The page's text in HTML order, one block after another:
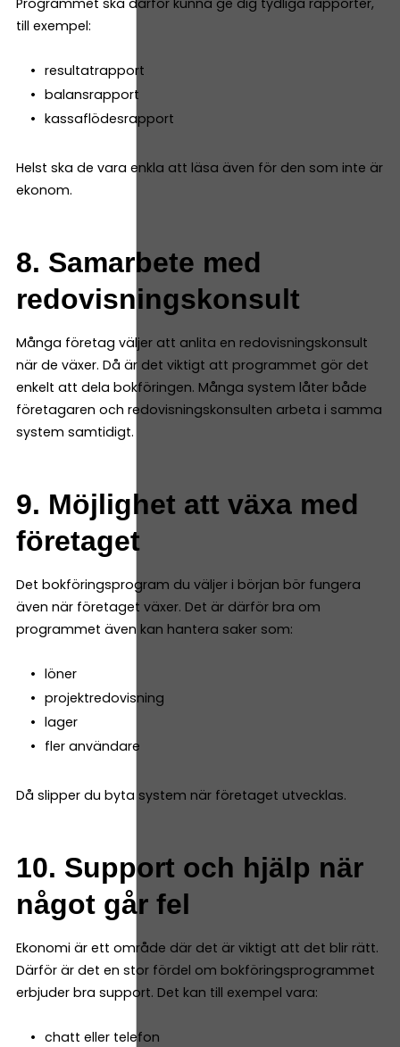
till exempel:
resultatrapport
balansrapport
kassaflödesrapport
Helst ska de vara enkla att läsa även för den som inte är
ekonom.
8. Samarbete med
redovisningskonsult
Många företag väljer att anlita en redovisningskonsult
när de växer. Då är det viktigt att programmet gör det
enkelt att dela bokföringen. Många system låter både
företagaren och redovisningskonsulten arbeta i samma
system samtidigt.
9. Möjlighet att växa med
företaget
Det bokföringsprogram du väljer i början bör fungera
även när företaget växer. Det är därför bra om
programmet även kan hantera saker som:
löner
projektredovisning
lager
fler användare
Då slipper du byta system när företaget utvecklas.
10. Support och hjälp när
något går fel
Ekonomi är ett område där det är viktigt att det blir rätt.
Därför är det en stor fördel om bokföringsprogrammet
erbjuder bra support. Det kan till exempel vara:
chatt eller telefon